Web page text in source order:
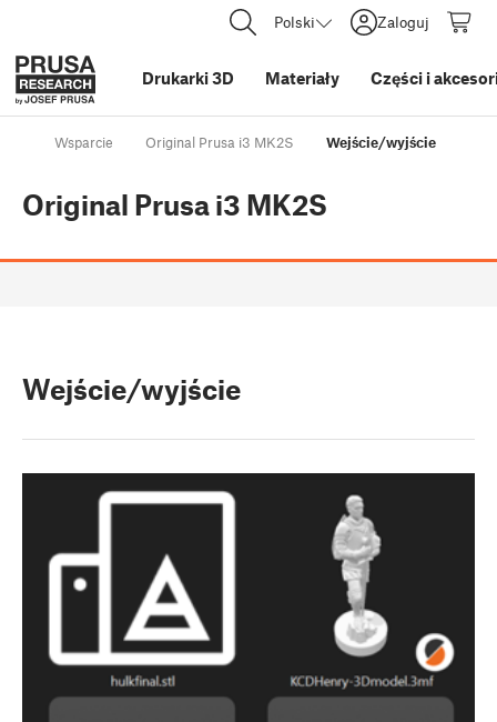
Polski Zaloguj
Drukarki 3D Materiały Części i
Wsparcie Original Prusa i3 MK2S Wejście/wyjście
Original Prusa i3 MK2S
Wejście/wyjście